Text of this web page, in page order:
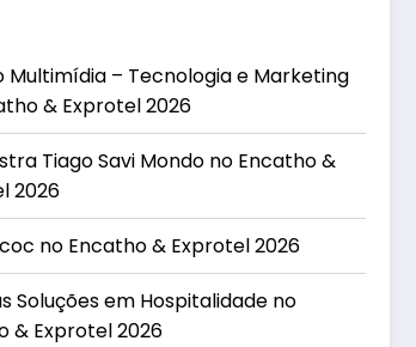
Multimídia – Tecnologia e Marketing
& Exprotel 2026
Tiago Savi Mondo no Encatho &
2026
no Encatho & Exprotel 2026
Soluções em Hospitalidade no
& Exprotel 2026